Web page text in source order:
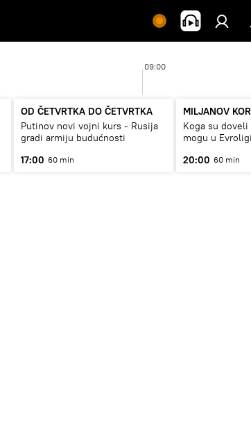
09:00
OD ČETVRTKA DO ČETVRTKA
Putinov novi vojni kurs - Rusija
gradi armiju budućnosti
17:00 60 min
MILJANOV
Koga su
mogu u
20:00 60 min